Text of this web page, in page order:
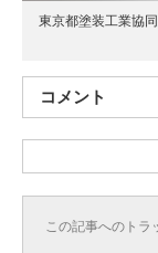
東京都塗装工業協
コメント
この記事へのトラ